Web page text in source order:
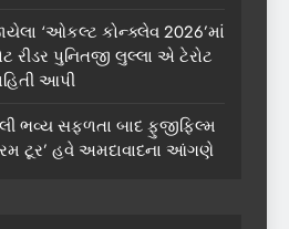
‘ઓકલ્ટ કોન્ક્લેવ 2026’માં
રીડર પુનિતજી લુલ્લા એ ટેરોટ
આપી
ભવ્ય સફળતા બાદ ફુજીફિલ્મ
ટૂર’ હવે અમદાવાદના આંગણે